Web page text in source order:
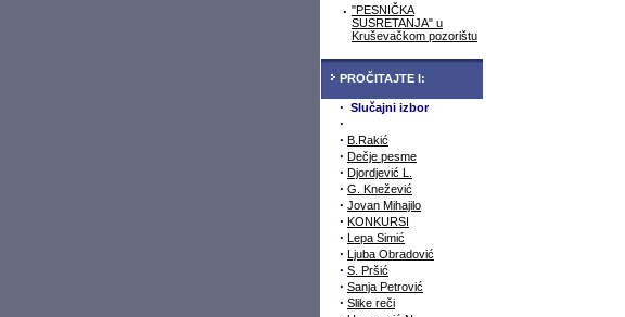
· "PESNIČKA
SUSRETANJA" u
Kruševačkom pozorištu
PROČITAJTE I:
· Slučajni izbor
·
· B.Rakić
· Dečje pesme
· Djordjević L.
· G. Knežević
· Jovan Mihajilo
· KONKURSI
· Lepa Simić
· Ljuba Obradović
· S. Pršić
· Sanja Petrović
· Slike reči